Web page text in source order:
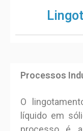
Processos
O
líquido em